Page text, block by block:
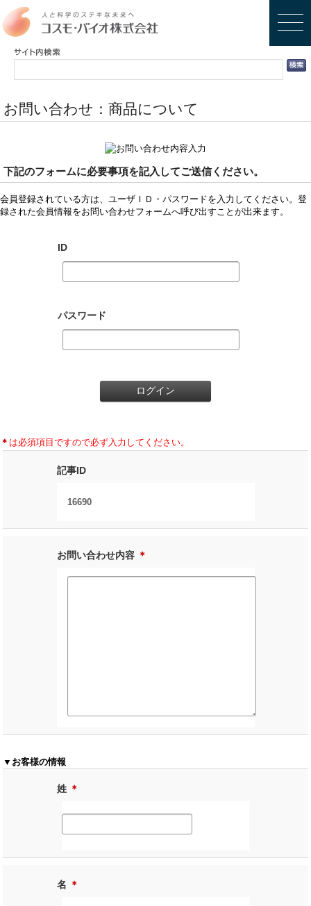
お問い合わせ：商品について
下記のフォームに必要事項を記入してご送信ください。
会員登録されている方は、ユーザＩＤ・パスワードを入力してください。登
録された会員情報をお問い合わせフォームへ呼び出すことが出来ます。
ID
パスワード
＊ は必須項目ですので必ず入力してください。
記事ID
16690
お問い合わせ内容 ＊
▼お客様の情報
姓 ＊
名 ＊